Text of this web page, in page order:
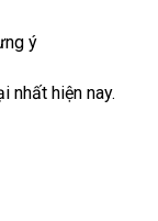
ý
nhất hiện nay.